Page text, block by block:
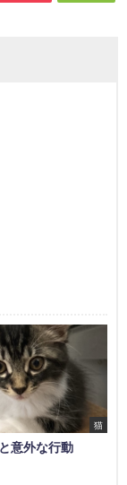
猫
意外な行動